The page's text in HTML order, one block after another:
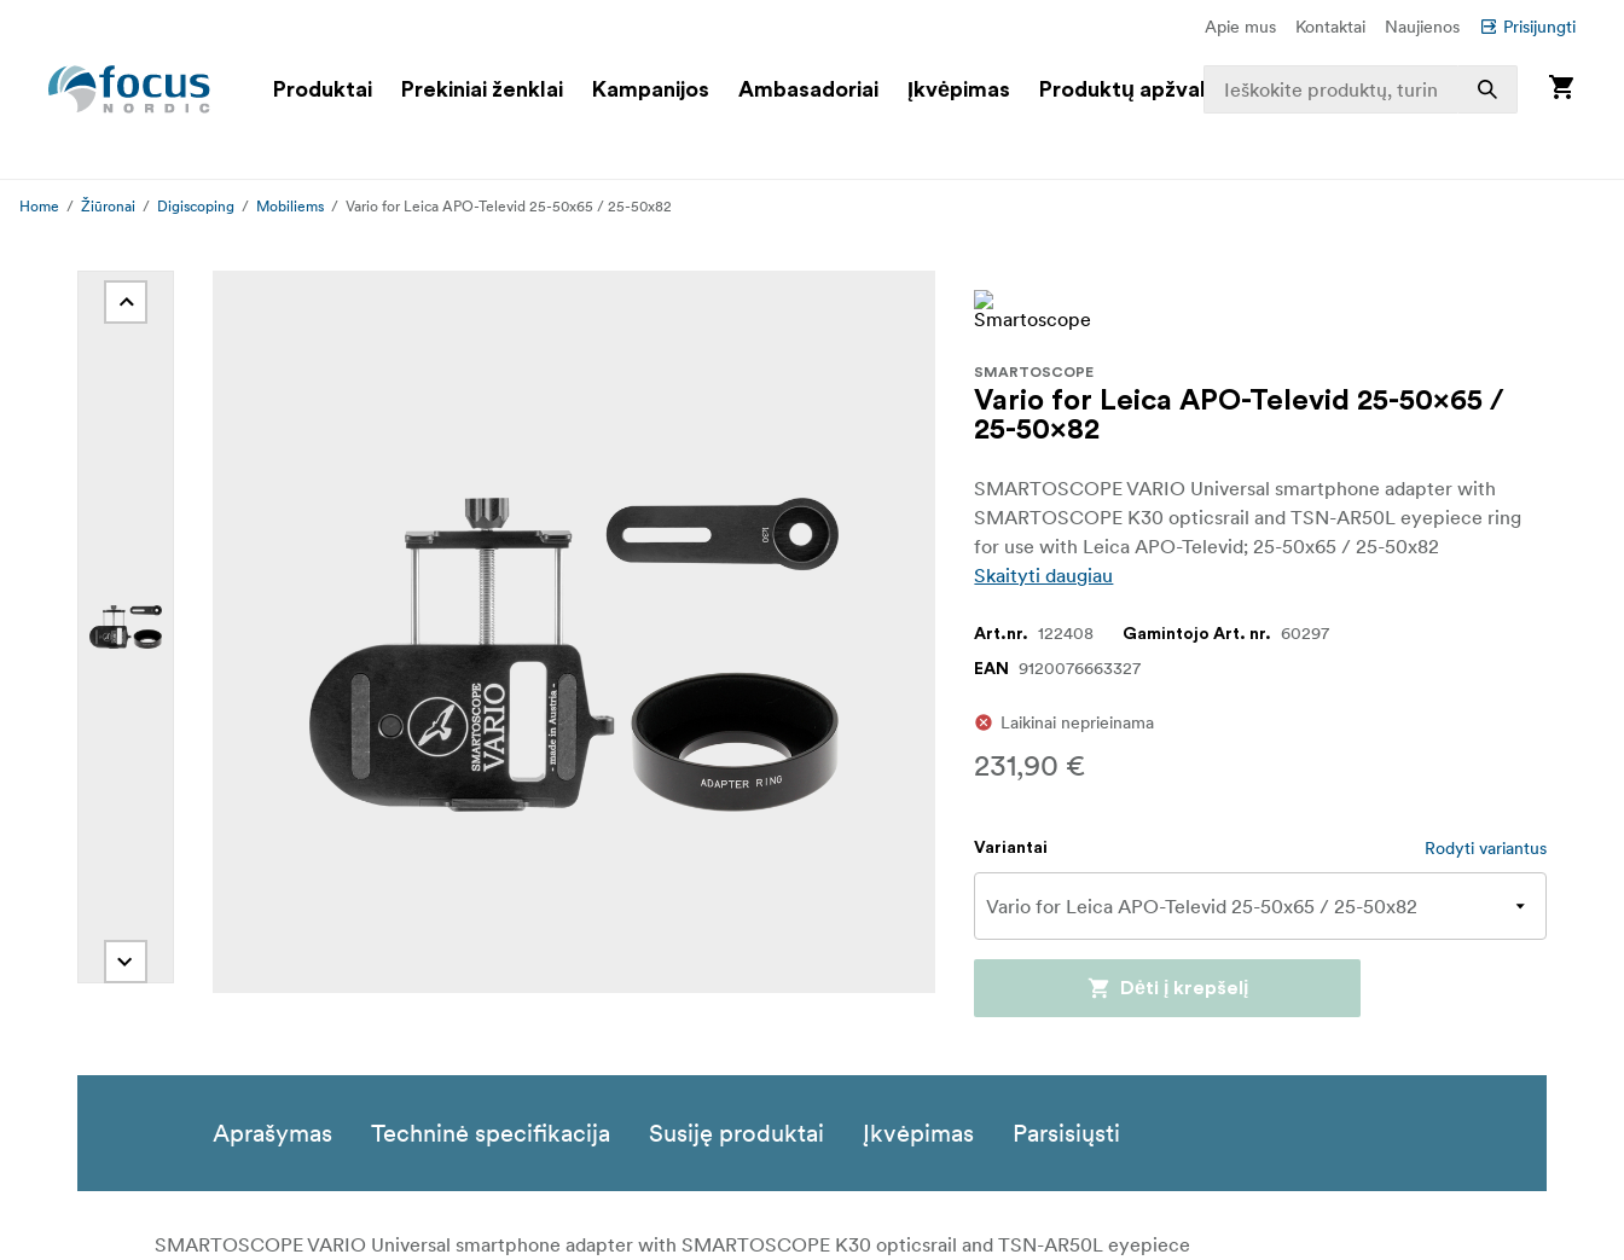
Apie mus Kontaktai Naujienos Prisijungti
Produktai Prekiniai ženklai Kampanijos Ambasadoriai Įkvėpimas Produktų apžvalga
Home Žiūronai Digiscoping Mobiliems Vario for Leica APO-Televid 25-50x65 / 25-50x82
SMARTOSCOPE
Vario for Leica APO-Televid 25-50x65 /
25-50x82
SMARTOSCOPE VARIO Universal smartphone adapter with
SMARTOSCOPE K30 opticsrail and TSN-AR50L eyepiece ring
for use with Leica APO-Televid; 25-50x65 / 25-50x82
Skaityti daugiau
Art.nr. 122408 Gamintojo Art. nr. 60297
EAN 9120076663327
Laikinai neprieinama
231,90 €
Variantai Rodyti variantus
Dėti į krepšelį
Aprašymas Techninė specifikacija Susiję produktai Įkvėpimas Parsisiųsti
SMARTOSCOPE VARIO Universal smartphone adapter with SMARTOSCOPE K30 opticsrail and TSN-AR50L eyepiece